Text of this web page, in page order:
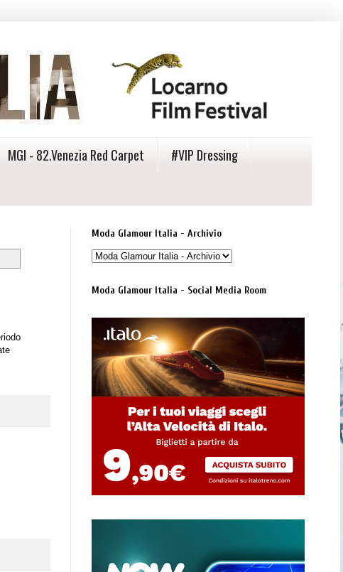
MGI - 82.Venezia Red Carpet
#VIP Dressing
Moda Glamour Italia - Archivio
Moda Glamour Italia - Social Media Room